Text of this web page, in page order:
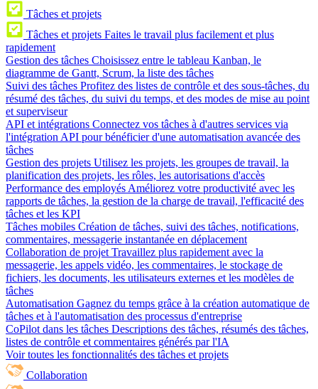
Tâches et projets
Tâches et projets Faites le travail plus facilement et plus
rapidement
Gestion des tâches Choisissez entre le tableau Kanban, le
diagramme de Gantt, Scrum, la liste des tâches
Suivi des tâches Profitez des listes de contrôle et des sous-tâches, du
résumé des tâches, du suivi du temps, et des modes de mise au point
et superviseur
API et intégrations Connectez vos tâches à d'autres services via
l'intégration API pour bénéficier d'une automatisation avancée des
tâches
Gestion des projets Utilisez les projets, les groupes de travail, la
planification des projets, les rôles, les autorisations d'accès
Performance des employés Améliorez votre productivité avec les
rapports de tâches, la gestion de la charge de travail, l'efficacité des
tâches et les KPI
Tâches mobiles Création de tâches, suivi des tâches, notifications,
commentaires, messagerie instantanée en déplacement
Collaboration de projet Travaillez plus rapidement avec la
messagerie, les appels vidéo, les commentaires, le stockage de
fichiers, les documents, les utilisateurs externes et les modèles de
tâches
Automatisation Gagnez du temps grâce à la création automatique de
tâches et à l'automatisation des processus d'entreprise
CoPilot dans les tâches Descriptions des tâches, résumés des tâches,
listes de contrôle et commentaires générés par l'IA
Voir toutes les fonctionnalités des tâches et projets
Collaboration